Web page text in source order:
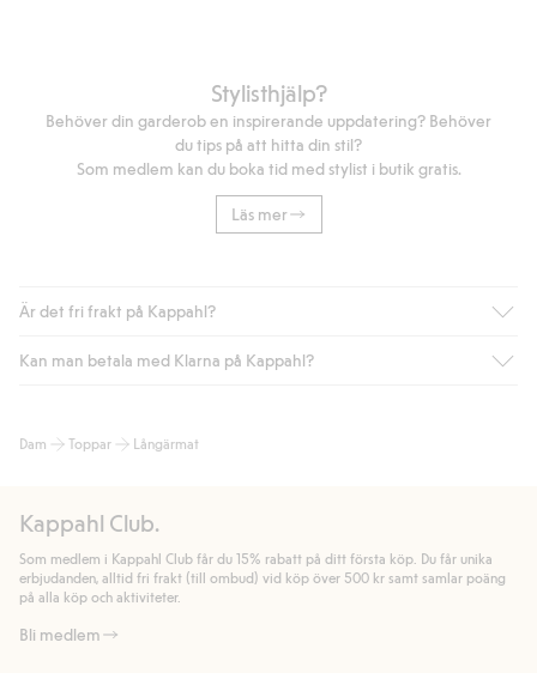
Stylisthjälp?
Behöver din garderob en inspirerande uppdatering? Behöver
du tips på att hitta din stil?
Som medlem kan du boka tid med stylist i butik gratis.
Läs mer
Är det fri frakt på Kappahl?
Är du medlem i Kappahl Club har du alltid gratis frakt till butik
automatik efter du loggat in och identifierats som medlem.
handlar för.
Läs mer
Kan man betala med Klarna på Kappahl?
bland annat faktura och swish men även andra betalningssätt.
allmänna villkor.
Läs mer
Dam Toppar Långärmat
Kappahl Club.
Som medlem i Kappahl Club får du 15% rabatt på ditt första köp. Du får unika
erbjudanden, alltid fri frakt (till ombud) vid köp över 500 kr samt samlar poäng
på alla köp och aktiviteter.
Bli medlem